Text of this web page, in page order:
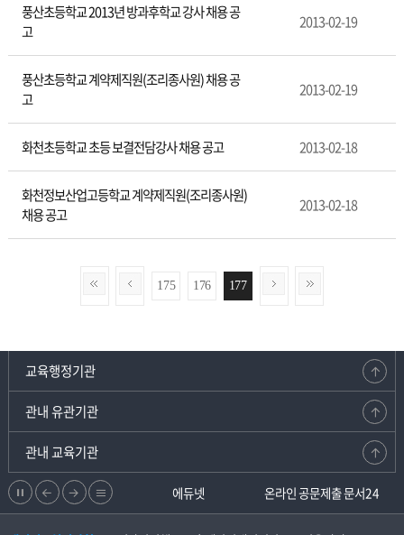
풍산초등학교 2013년 방과후학교 강사 채용 공
고
2013-02-19
풍산초등학교 계약제직원(조리종사원) 채용 공
고
2013-02-19
화천초등학교 초등 보결전담강사 채용 공고 2013-02-18
화천정보산업고등학교 계약제직원(조리종사원)
채용 공고
2013-02-18
175 176 177
교육행정기관
관내 유관기관
관내 교육기관
정
지
이
전
다
음
리
스
강원교육청지부 에듀넷 온라인 공문제출 문서24